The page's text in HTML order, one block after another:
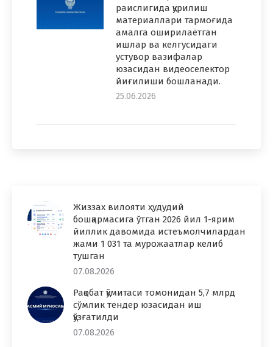
раислигида қурилиш
материаллари тармоғида
амалга оширилаётган
ишлар ва келгусидаги
устувор вазифалар
юзасидан видеоселектор
йиғилиши бошланади.
25.06.2026
Жиззах вилояти ҳудудий
бошқармасига ўтган 2026 йил 1-ярим
йиллик давомида истеъмолчилардан
жами 1 031 та мурожаатлар келиб
тушган
07.08.2026
Рақобат қўмитаси томонидан 5,7 млрд
сўмлик тендер юзасидан иш
қўзғатилди
07.08.2026